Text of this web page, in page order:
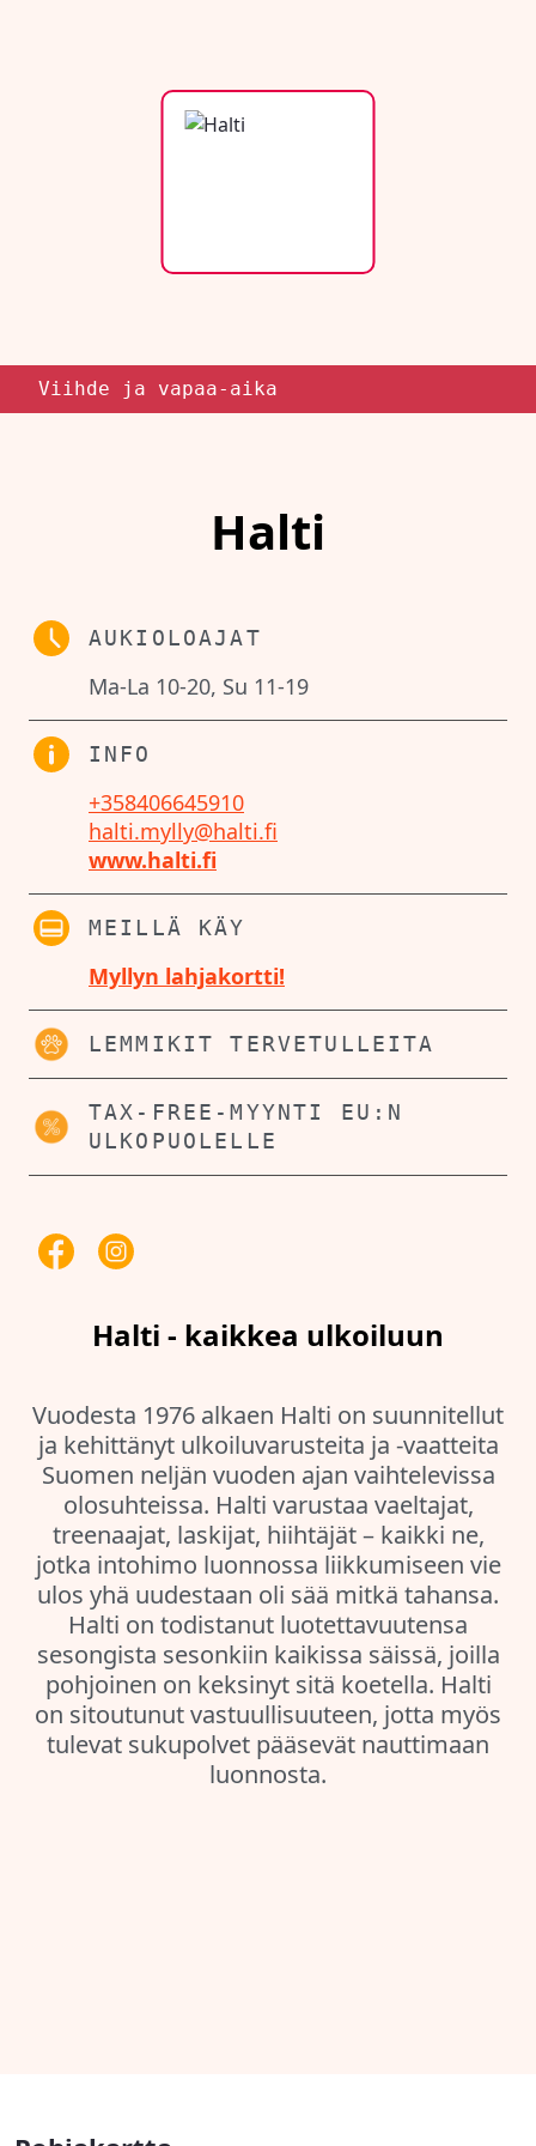
Viihde ja vapaa-aika
Halti
AUKIOLOAJAT
Ma-La 10-20, Su 11-19
INFO
+358406645910
halti.mylly@halti.fi
www.halti.fi
MEILLÄ KÄY
Myllyn lahjakortti!
LEMMIKIT TERVETULLEITA
TAX-FREE-MYYNTI EU:N
ULKOPUOLELLE
Halti - kaikkea ulkoiluun
Vuodesta 1976 alkaen Halti on suunnitellut
ja kehittänyt ulkoiluvarusteita ja -vaatteita
Suomen neljän vuoden ajan vaihtelevissa
olosuhteissa. Halti varustaa vaeltajat,
treenaajat, laskijat, hiihtäjät – kaikki ne,
jotka intohimo luonnossa liikkumiseen vie
ulos yhä uudestaan oli sää mitkä tahansa.
Halti on todistanut luotettavuutensa
sesongista sesonkiin kaikissa säissä, joilla
pohjoinen on keksinyt sitä koetella. Halti
on sitoutunut vastuullisuuteen, jotta myös
tulevat sukupolvet pääsevät nauttimaan